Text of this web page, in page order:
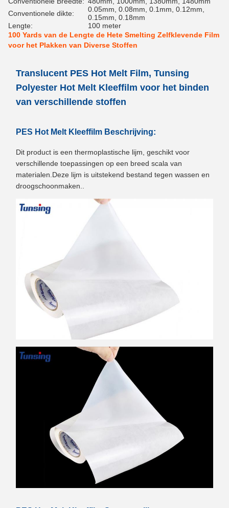
Conventionele dikte:
0.05mm, 0.08mm, 0.1mm, 0.12mm,
0.15mm, 0.18mm
Lengte:
100 meter
100 Yards van de Lengte de Hete Smelting Zelfklevende Film
voor het Plakken van Diverse Stoffen
Translucent PES Hot Melt Film, Tunsing
Polyester Hot Melt Kleeffilm voor het binden
van verschillende stoffen
PES Hot Melt Kleeffilm Beschrijving:
Dit product is een thermoplastische lijm, geschikt voor
verschillende toepassingen op een breed scala van
materialen.Deze lijm is uitstekend bestand tegen wassen en
droogschoonmaken..